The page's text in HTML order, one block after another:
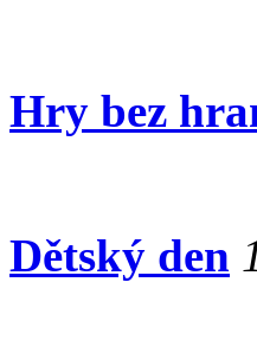
Hry bez
Dětský den